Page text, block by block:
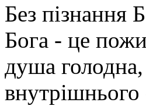
Без пізнання
Бога - це
душа